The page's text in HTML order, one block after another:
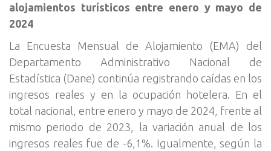
alojamientos turísticos entre enero y mayo de
2024
La Encuesta Mensual de Alojamiento (EMA) del
Departamento Administrativo Nacional de
Estadística (Dane) continúa registrando caídas en los
ingresos reales y en la ocupación hotelera. En el
total nacional, entre enero y mayo de 2024, frente al
mismo periodo de 2023, la variación anual de los
ingresos reales fue de -6,1%. Igualmente, según la